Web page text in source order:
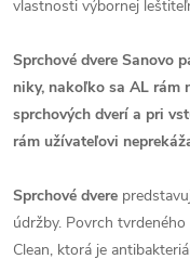
vlastnosti výbornej
Sprchové dvere Sanovo
niky, nakoľko sa AL rám
sprchových dverí a pri
rám užívateľovi
Sprchové dvere
údržby. Povrch
Clean, ktorá je